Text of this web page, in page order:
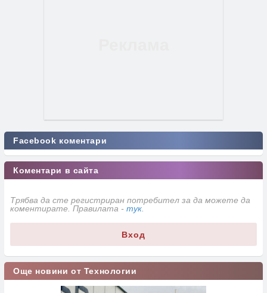
Facebook коментари
Коментари в сайта
Трябва да сте регистриран потребител за да можете да
коментирате. Правилата - тук
Вход
Още новини от Технологии